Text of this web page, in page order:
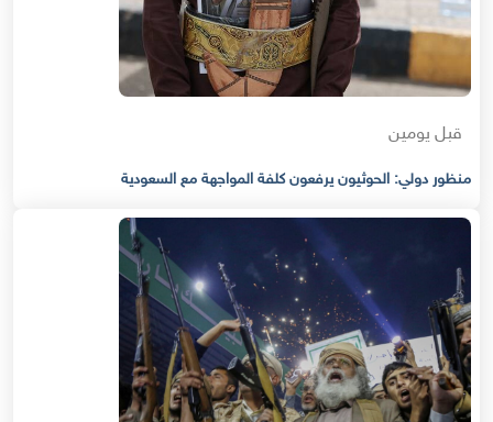
قبل يومين
منظور دولي: الحوثيون يرفعون كلفة المواجهة مع السعودية